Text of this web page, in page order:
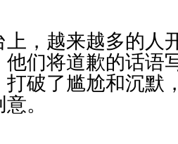
上，越来越多的人
他们将道歉的话语
打破了尴尬和沉默
。